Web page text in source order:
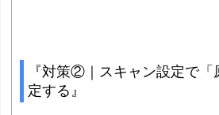
『対策②｜スキャン設定で「
定する』